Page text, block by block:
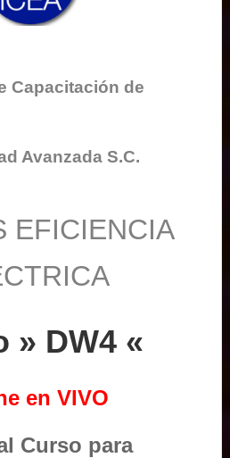
Capacitación de
Avanzada S.C.
EFICIENCIA
» DW4 «
en VIVO
Curso para